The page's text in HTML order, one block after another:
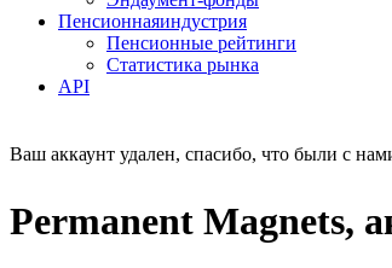
Пенсионнаяиндустрия
Пенсионные рейтинги
Статистика рынка
API
Ваш аккаунт удален, спасибо, что были с
Permanent Magnets,